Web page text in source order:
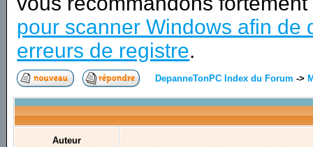
pour scanner Windows afin de
erreurs de registre.
DepanneTonPC Index du Forum ->
Auteur